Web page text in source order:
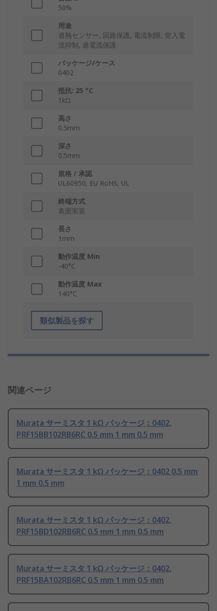
50%
用途
過熱センサー, 回路保護, 電流制限, 突入電
流抑制, 過電流保護
パッケージ/ケース
0402
抵抗: 25 °C
1kΩ
高さ
0.5mm
深さ
0.5mm
規格 / 承認
UL60950, EU RoHS, UL
終端方式
表面実装
長さ
1mm
動作温度 Min
-40°C
動作温度 Max
140°C
類似製品を探す
関連ページ
Murata サーミスタ 1 kΩ パッケージ：0402,
PRF15BB102RB6RC 0.5 mm 1 mm 0.5 mm
Murata サーミスタ 1 kΩ パッケージ：0402 0.5 mm
1 mm 0.5 mm
Murata サーミスタ 1 kΩ パッケージ：0402,
PRF15BD102RB6RC 0.5 mm 1 mm 0.5 mm
Murata サーミスタ 1 kΩ パッケージ：0402,
PRF15BA102RB6RC 0.5 mm 1 mm 0.5 mm